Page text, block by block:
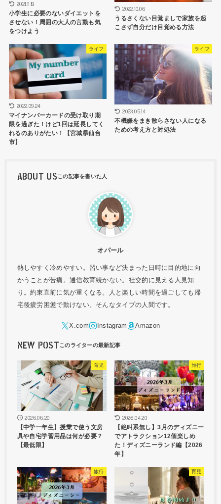
2021.11.19
小学生に必要のないダイエットを
させない！周囲の大人の言動も気
をつけよう
2022.10.06
うるさくない目覚ましで家族を起
こさず自分だけ目覚める方法
ライフ
2022.09.24
マイナンバーカードの受け取り期
限を過ぎた！けど1回は延長してく
れるのありがたい！【宮城県仙台
市】
ライフ
2023.05.14
不機嫌をまき散らさない人になる
ための考え方と対処法
ABOUT US
オパール
熱しやすく冷めやすい。習い事など決まった日時に目的地に向
かうことが苦痛。通信教育続かない。社交的に見える人見知
り。約束直前に気が重くなる。人と楽しい時間を過ごしても帰
宅後疲労困憊で動けない。そんなタイプの人間です。
NEW POST
育児
2026.06.20
【中学一年生】授業で使う文房
具や自宅学習用品は何が必要？
【最低限】
旅行
2026.04.20
【絶叫系無し】3月のディズニー
でアトラクション12個楽しめ
た！ディズニーランド編【2026
年】
旅行 育児